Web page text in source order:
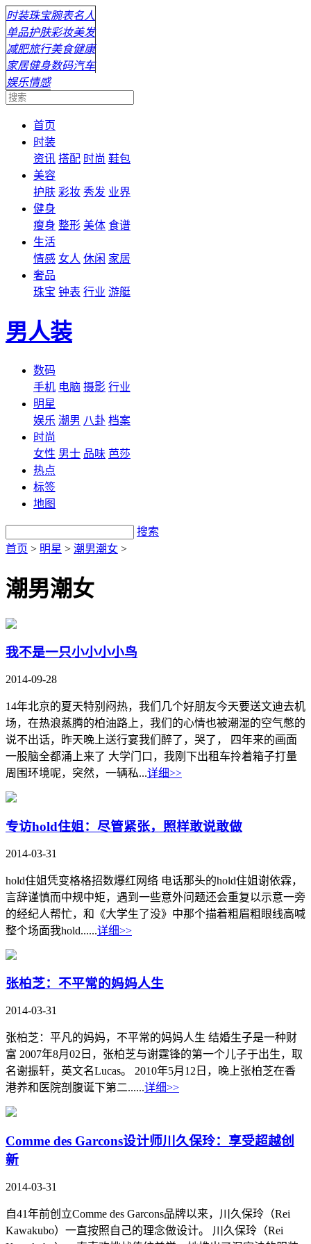
时装珠宝腕表名人
单品护肤彩妆美发
减肥旅行美食健康
家居健身数码汽车
娱乐情感
首页
时装
资讯 搭配 时尚 鞋包
美容
护肤 彩妆 秀发 业界
健身
瘦身 整形 美体 食谱
生活
情感 女人 休闲 家居
奢品
珠宝 钟表 行业 游艇
男人装
数码
手机 电脑 摄影 行业
明星
娱乐 潮男 八卦 档案
时尚
女性 男士 品味 芭莎
热点
标签
地图
搜索
首页 > 明星 > 潮男潮女 >
潮男潮女
我不是一只小小小小鸟
2014-09-28
14年北京的夏天特别闷热，我们几个好朋友今天要送文迪去机
场，在热浪蒸腾的柏油路上，我们的心情也被潮湿的空气憋的
说不出话，昨天晚上送行宴我们醉了，哭了， 四年来的画面
一股脑全都涌上来了 大学门口，我刚下出租车拎着箱子打量
周围环境呢，突然，一辆私...详细>>
专访hold住姐：尽管紧张，照样敢说敢做
2014-03-31
hold住姐凭变格格招数爆红网络 电话那头的hold住姐谢依霖，
言辞谨慎而中规中矩，遇到一些意外问题还会重复以示意一旁
的经纪人帮忙，和《大学生了没》中那个描着粗眉粗眼线高喊
整个场面我hold......详细>>
张柏芝：不平常的妈妈人生
2014-03-31
张柏芝：平凡的妈妈，不平常的妈妈人生 结婚生子是一种财
富 2007年8月02日，张柏芝与谢霆锋的第一个儿子于出生，取
名谢振轩，英文名Lucas。 2010年5月12日，晚上张柏芝在香
港养和医院剖腹诞下第二......详细>>
Comme des Garcons设计师川久保玲：享受超越创
新
2014-03-31
自41年前创立Comme des Garcons品牌以来，川久保玲（Rei
Kawakubo）一直按照自己的理念做设计。 川久保玲（Rei